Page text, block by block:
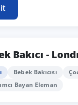
Bakıcı -
Bebek Bakıcısı
Bayan Eleman